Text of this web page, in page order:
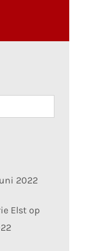
2022
Elst op